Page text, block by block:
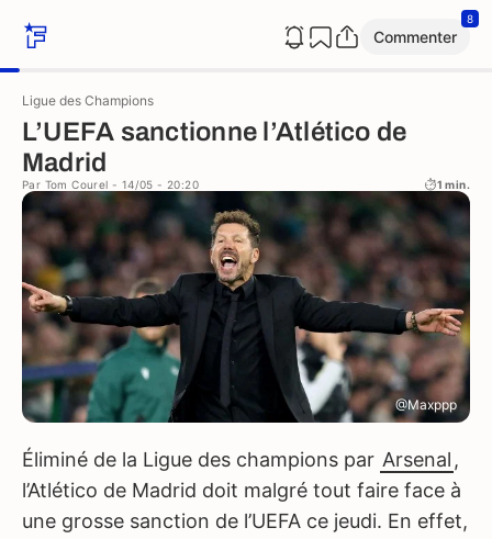
Commenter
8
Ligue des Champions
L’UEFA sanctionne l’Atlético de
Madrid
Par Tom Courel - 14/05 - 20:20 1 min.
@Maxppp
Éliminé de la Ligue des champions par Arsenal ,
l’Atlético de Madrid doit malgré tout faire face à
une grosse sanction de l’UEFA ce jeudi. En effet,